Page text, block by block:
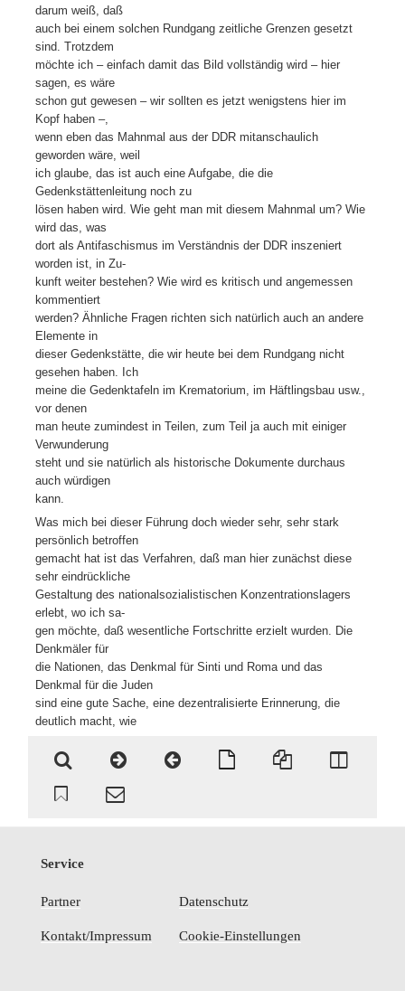
darum weiß, daß
auch bei einem solchen Rundgang zeitliche Grenzen gesetzt
sind. Trotzdem
möchte ich – einfach damit das Bild vollständig wird – hier
sagen, es wäre
schon gut gewesen – wir sollten es jetzt wenigstens hier im
Kopf haben –,
wenn eben das Mahnmal aus der DDR mitanschaulich
geworden wäre, weil
ich glaube, das ist auch eine Aufgabe, die die
Gedenkstättenleitung noch zu
lösen haben wird. Wie geht man mit diesem Mahnmal um? Wie
wird das, was
dort als Antifaschismus im Verständnis der DDR inszeniert
worden ist, in Zu-
kunft weiter bestehen? Wie wird es kritisch und angemessen
kommentiert
werden? Ähnliche Fragen richten sich natürlich auch an andere
Elemente in
dieser Gedenkstätte, die wir heute bei dem Rundgang nicht
gesehen haben. Ich
meine die Gedenktafeln im Krematorium, im Häftlingsbau usw.,
vor denen
man heute zumindest in Teilen, zum Teil ja auch mit einiger
Verwunderung
steht und sie natürlich als historische Dokumente durchaus
auch würdigen
kann.
Was mich bei dieser Führung doch wieder sehr, sehr stark
persönlich betroffen
gemacht hat ist das Verfahren, daß man hier zunächst diese
sehr eindrückliche
Gestaltung des nationalsozialistischen Konzentrationslagers
erlebt, wo ich sa-
gen möchte, daß wesentliche Fortschritte erzielt wurden. Die
Denkmäler für
die Nationen, das Denkmal für Sinti und Roma und das
Denkmal für die Juden
sind eine gute Sache, eine dezentralisierte Erinnerung, die
deutlich macht, wie
Service
Partner
Kontakt/Impressum
Datenschutz
Cookie-Einstellungen